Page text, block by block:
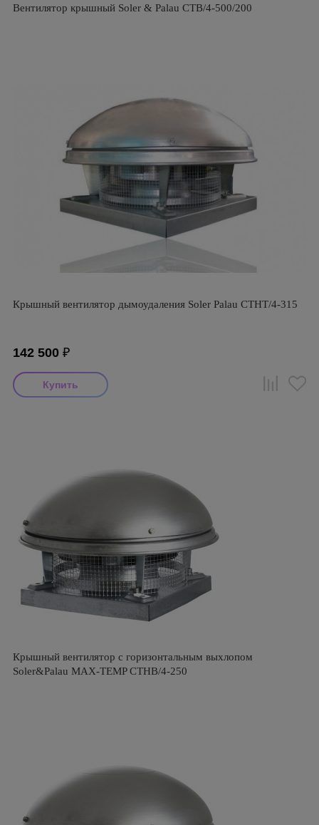
Вентилятор крышный Soler & Palau CTB/4-500/200
Крышный вентилятор дымоудаления Soler Palau CTHT/4-315
142 500 ₽
Крышный вентилятор с горизонтальным выхлопом
Soler&Palau MAX-TEMP CTHB/4-250